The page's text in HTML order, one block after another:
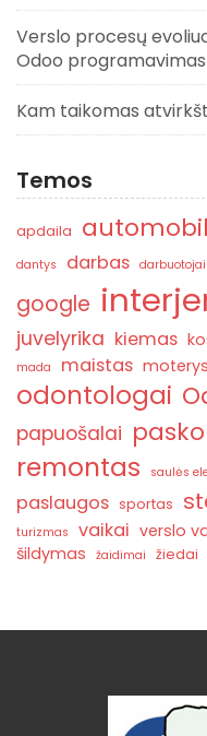
Verslo procesų
Odoo
Kam taikomas
Temos
apdaila
dantys
darbas darbuotojai
google
juvelyrika kiemas
mada maistas moterys
odontologai
papuošalai
remontas
saulės
paslaugos sportas
turizmas vaikai verslo
šildymas žaidimai žiedai